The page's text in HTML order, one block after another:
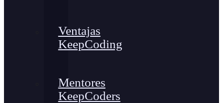
Ventajas
KeepCoding
Mentores
KeepCoders